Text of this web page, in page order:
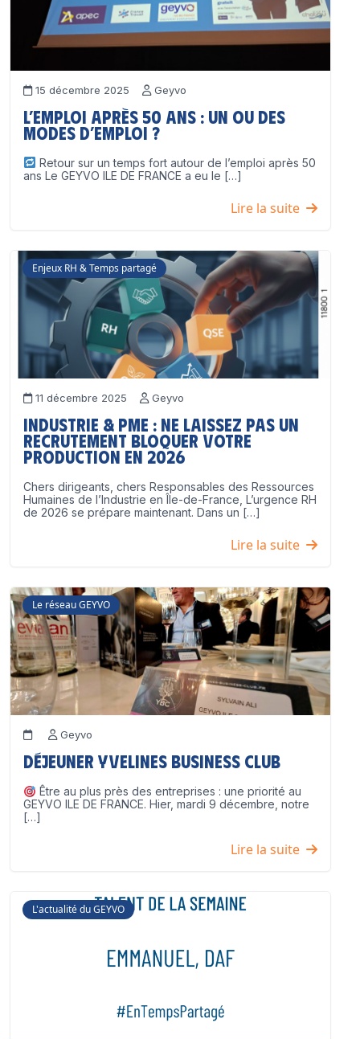
15 décembre 2025 Geyvo
L’emploi après 50 ans : un ou des
modes d’emploi ?
Retour sur un temps fort autour de l’emploi après 50
ans Le GEYVO ILE DE FRANCE a eu le […]
Lire la suite
Enjeux RH & Temps partagé
11 décembre 2025 Geyvo
Industrie & PME : ne laissez pas un
recrutement bloquer votre
production en 2026
Chers dirigeants, chers Responsables des Ressources
Humaines de l’Industrie en Île-de-France, L’urgence RH
de 2026 se prépare maintenant. Dans un […]
Lire la suite
Le réseau GEYVO
Geyvo
Déjeuner Yvelines Business Club
Être au plus près des entreprises : une priorité au
GEYVO ILE DE FRANCE. Hier, mardi 9 décembre, notre
[…]
Lire la suite
L'actualité du GEYVO